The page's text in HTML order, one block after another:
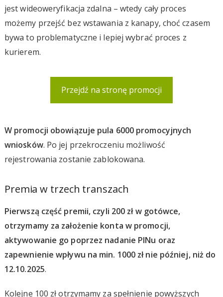
jest wideoweryfikacja zdalna – wtedy cały proces
możemy przejść bez wstawania z kanapy, choć czasem
bywa to problematyczne i lepiej wybrać proces z
kurierem.
Przejdź na stronę promocji
W promocji obowiązuje pula 6000 promocyjnych
wniosków. Po jej przekroczeniu możliwość
rejestrowania zostanie zablokowana.
Premia w trzech transzach
Pierwszą część premii, czyli 200 zł w gotówce,
otrzymamy za założenie konta w promocji,
aktywowanie go poprzez nadanie PINu oraz
zapewnienie wpływu na min. 1000 zł nie później, niż do
12.10.2025.
Kolejne 100 zł otrzymamy za spełnienie powyższych